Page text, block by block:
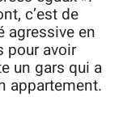
c’est de
agressive en
pour avoir
un gars qui a
appartement.